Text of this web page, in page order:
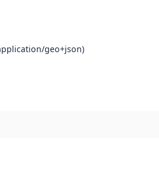
geo+json)